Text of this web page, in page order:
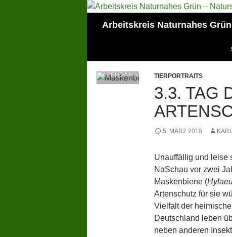
Arbeitskreis Naturnahes
TIERPORTRAITS
3.3. TAG
5. MÄRZ 2018
Unauffällig und leise
NaSchau vor zwei
Maskenbiene (
Artenschutz für sie
Vielfalt der
Deutschland leben
neben anderen
AGENDA Mainz